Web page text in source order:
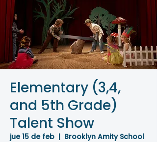
Elementary (3,4,
and 5th Grade)
Talent Show
jue 15 de feb
  |
Brooklyn Amity School